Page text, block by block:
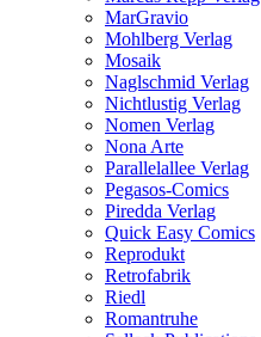
MarGravio
Mohlberg Verlag
Mosaik
Naglschmid Verlag
Nichtlustig Verlag
Nomen Verlag
Nona Arte
Parallelallee Verlag
Pegasos-Comics
Piredda Verlag
Quick Easy Comics
Reprodukt
Retrofabrik
Riedl
Romantruhe